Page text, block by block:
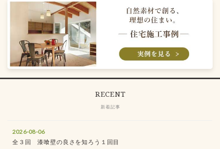
RECENT
新着記事
2026-08-06
全３回 漆喰壁の良さを知ろう１回目